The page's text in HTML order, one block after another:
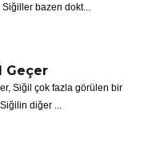
bazen dokt...
Geçer
Siğil çok fazla görülen bir
diğer ...